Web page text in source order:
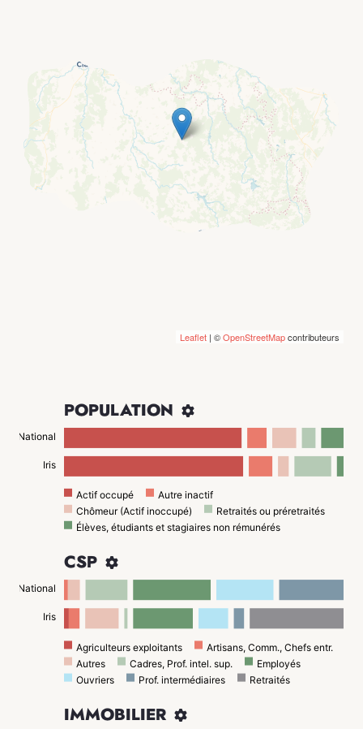
Leaflet | ©OpenStreetMapcontributeurs
POPULATION 
National
Iris
Actif occupé
Autre inactif
Chômeur (Actif inoccupé)
Retraités ou préretraités
Élèves, étudiants et stagiaires non rémunérés
CSP 
National
Iris
Agriculteurs exploitants
Artisans, Comm., Chefs entr.
Autres
Cadres, Prof. intel. sup.
Employés
Ouvriers
Prof. intermédiaires Retraités
IMMOBILIER 